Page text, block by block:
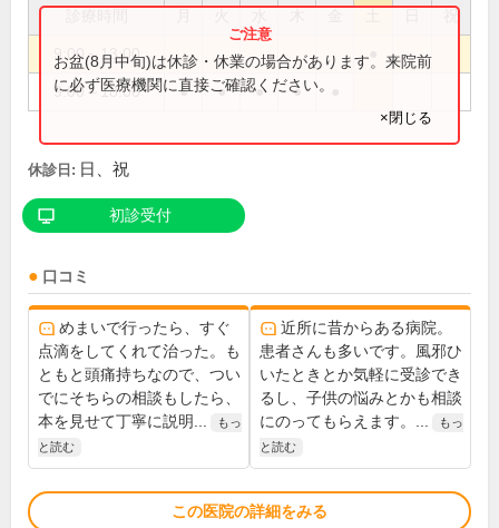
祝
9:00～13:00
9:00～18:00 ● ● ● ●
お盆(8月中旬)は休診・休業の場合があります。来院前
に必ず医療機関に直接ご確認ください。
×閉じる
休診日: 日、祝
初診受付
口コミ
めまいで行ったら、すぐ
点滴をしてくれて治った。も
ともと頭痛持ちなので、つい
でにそちらの相談もしたら、
本を見せて丁寧に説明...
もっ
と読む
近所に昔からある病院。
患者さんも多いです。風邪ひ
いたときとか気軽に受診でき
るし、子供の悩みとかも相談
にのってもらえます。...
もっ
と読む
この医院の詳細をみる